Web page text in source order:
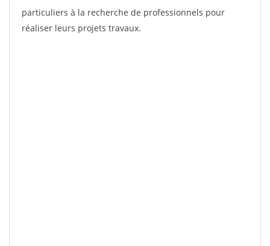
particuliers à la recherche de professionnels pour
réaliser leurs projets travaux.